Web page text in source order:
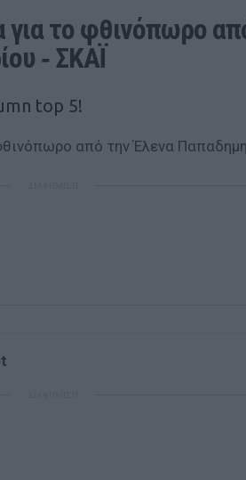
για το φθινόπωρο
‑ ΣΚΑΪ
top 5!